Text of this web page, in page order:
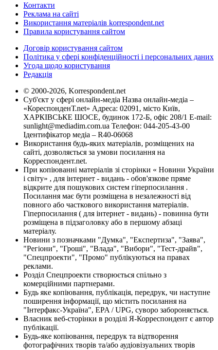
Контакти
Реклама на сайті
Використання матеріалів korrespondent.net
Правила користування сайтом
Договір користування сайтом
Політика у сфері конфіденційності і персональних даних
Угода щодо користування
Редакція
© 2000-2026, Korrespondent.net
Суб'єкт у сфері онлайн-медіа Назва онлайн-медіа –
«КореспонденТ.net» Адреса: 02091, місто Київ,
ХАРКІВСЬКЕ ШОСЕ, будинок 172-Б, офіс 208/1 E-mail:
sunlight@mediadim.com.ua Телефон: 044-205-43-00
Ідентифікатор медіа – R40-06068
Використання будь-яких матеріалів, розміщених на
сайті, дозволяється за умови посилання на
Корреспондент.net.
При копіюванні матеріалів зі сторінки « Новини України
і світу» , для інтернет - видань - обов'язкове пряме
відкрите для пошукових систем гіперпосилання .
Посилання має бути розміщена в незалежності від
повного або часткового використання матеріалів.
Гіперпосилання ( для інтернет - видань) - повинна бути
розміщена в підзаголовку або в першому абзаці
матеріалу.
Новини з позначками "Думка", "Експертиза", "Заява",
"Регіони", "Гроші", "Влада", "Вибори", "Тест-драйв",
"Спецпроекти", "Промо" публікуються на правах
реклами.
Розділ Спецпроекти створюється спільно з
комерційними партнерами.
Будь яке копіювання, публікація, передрук, чи наступне
поширення інформації, що містить посилання на
"Інтерфакс-Україна", EPA / UPG, суворо забороняється.
Власник веб-сторінки в розділі Я-Корреспондент є автор
публікації.
Будь-яке копіювання, передрук та відтворення
фотографічних творів та/або аудіовізуальних творів